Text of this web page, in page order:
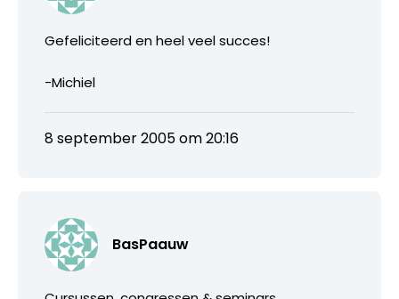
Gefeliciteerd en heel veel succes!
-Michiel
8 september 2005 om 20:16
BasPaauw